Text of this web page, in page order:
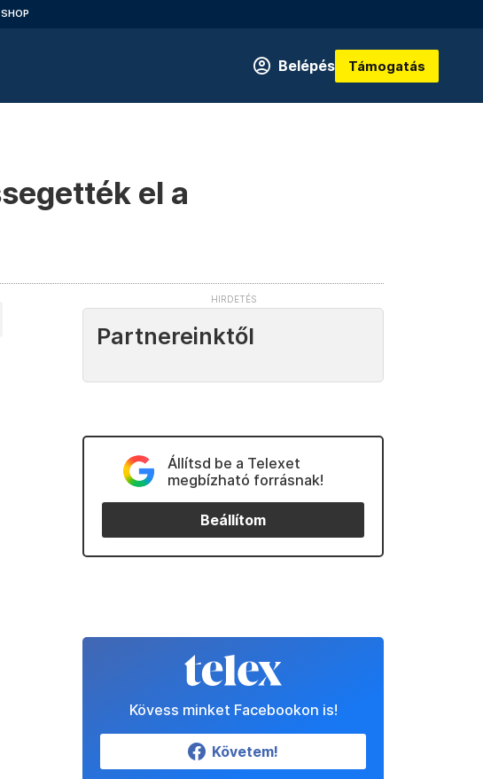
SHOP
Belépés Támogatás
el a
Partnereinktől
Állítsd be a Telexet
megbízható forrásnak!
Beállítom
Kövess minket Facebookon is!
Követem!